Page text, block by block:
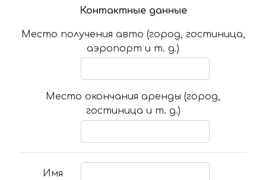
Контактные данные
Место получения авто (город, гостиница,
аэропорт и т. д.)
Место окончания аренды (город,
гостиница и т. д.)
Имя